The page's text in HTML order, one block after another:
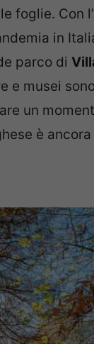
foglie. Con
in
parco di
e musei
un
è